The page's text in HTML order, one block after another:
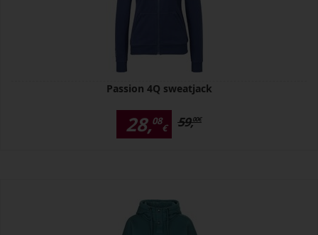
Passion 4Q sweatjack
28,08
€ 59,00€